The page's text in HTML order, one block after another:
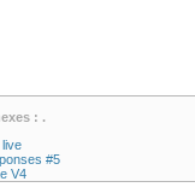
: .
live
#5
V4